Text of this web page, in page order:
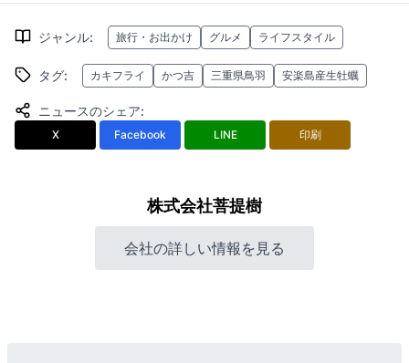
ジャンル: 旅行・お出かけ グルメ ライフスタイル
タグ: カキフライ かつ吉 三重県鳥羽 安楽島産生牡蠣
ニュースのシェア:
X Facebook LINE 印刷
株式会社菩提樹
会社の詳しい情報を見る